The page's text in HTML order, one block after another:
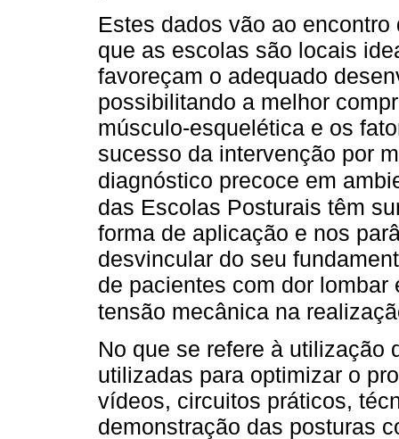
Estes dados vão ao
que as escolas são locais
favoreçam o adequado
possibilitando a melhor
músculo-esquelética e os
sucesso da intervenção por
diagnóstico precoce em
das Escolas Posturais têm
forma de aplicação e nos
desvincular do seu
de pacientes com dor
tensão mecânica na
No que se refere à utilização
utilizadas para optimizar o
vídeos, circuitos práticos,
demonstração das posturas